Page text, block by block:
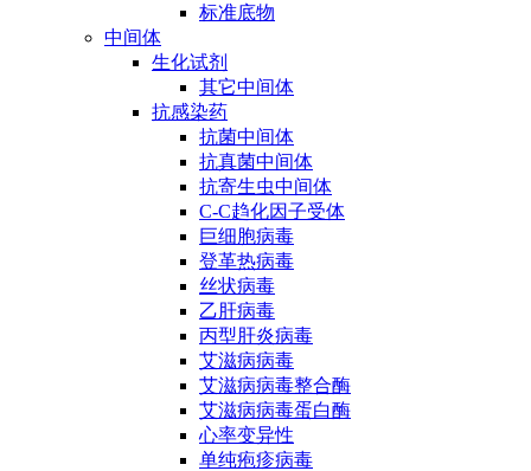
标准底物
中间体
生化试剂
其它中间体
抗感染药
抗菌中间体
抗真菌中间体
抗寄生虫中间体
C-C趋化因子受体
巨细胞病毒
登革热病毒
丝状病毒
乙肝病毒
丙型肝炎病毒
艾滋病病毒
艾滋病病毒整合酶
艾滋病病毒蛋白酶
心率变异性
单纯疱疹病毒